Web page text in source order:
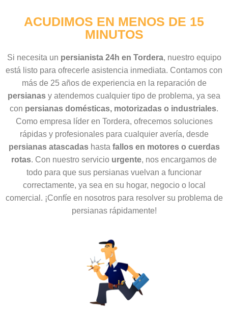
ACUDIMOS EN MENOS DE 15
MINUTOS
Si necesita un persianista 24h en Tordera, nuestro equipo
está listo para ofrecerle asistencia inmediata. Contamos con
más de 25 años de experiencia en la reparación de
persianas y atendemos cualquier tipo de problema, ya sea
con persianas domésticas, motorizadas o industriales.
Como empresa líder en Tordera, ofrecemos soluciones
rápidas y profesionales para cualquier avería, desde
persianas atascadashasta fallos en motores o cuerdas
rotas. Con nuestro servicio urgente, nos encargamos de
todo para que sus persianas vuelvan a funcionar
correctamente, ya sea en su hogar, negocio o local
comercial. ¡Confíe en nosotros para resolver su problema de
persianas rápidamente!